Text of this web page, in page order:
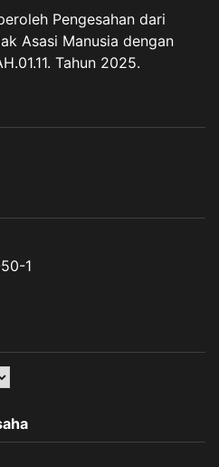
Pengesahan dari
Asasi Manusia dengan
Tahun 2025.
1